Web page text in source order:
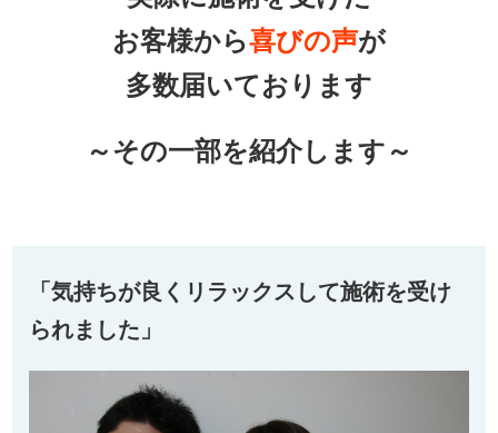
お客様から喜びの声が
多数届いております
～その一部を紹介します～
「気持ちが良くリラックスして施術を受け
られました」